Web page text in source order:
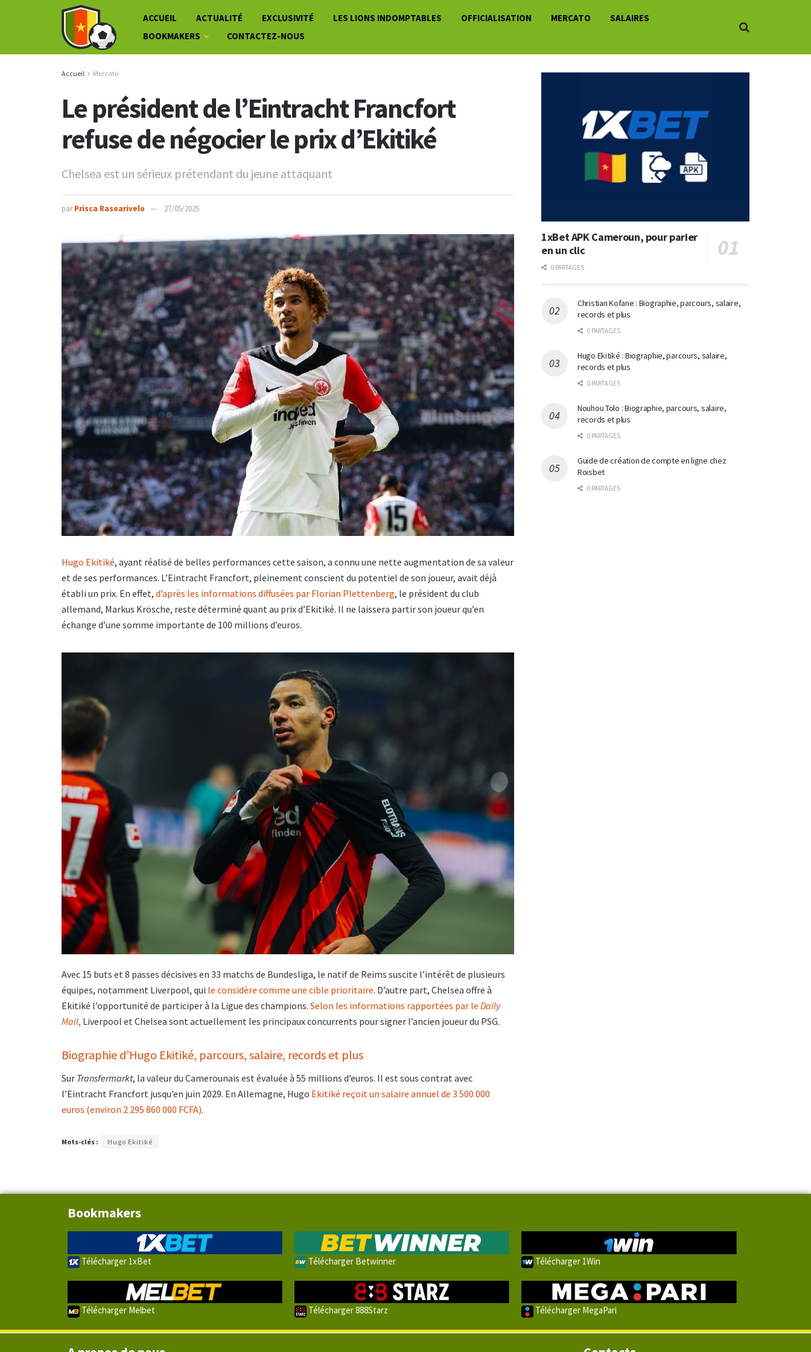
ACCUEIL ACTUALITÉ EXCLUSIVITÉ LES LIONS INDOMPTABLES OFFICIALISATION MERCATO
SALAIRES
BOOKMAKERS
CONTACTEZ-NOUS
Accueil Mercato
Le président de l’Eintracht Francfort
refuse de négocier le prix d’Ekitiké
Chelsea est un sérieux prétendant du jeune attaquant
par Prisca Rasoarivelo 27/05/2025
Hugo Ekitiké, ayant réalisé de belles performances cette saison, a connu une nette augmentation de sa valeur
et de ses performances. L’Eintracht Francfort, pleinement conscient du potentiel de son joueur, avait déjà
établi un prix. En effet, d’après les informations diffusées par Florian Plettenberg, le président du club
allemand, Markus Krösche, reste déterminé quant au prix d’Ekitiké. Il ne laissera partir son joueur qu’en
échange d’une somme importante de 100 millions d’euros.
Avec 15 buts et 8 passes décisives en 33 matchs de Bundesliga, le natif de Reims suscite l’intérêt de plusieurs
équipes, notamment Liverpool, qui le considère comme une cible prioritaire. D’autre part, Chelsea offre à
Ekitiké l’opportunité de participer à la Ligue des champions. Selon les informations rapportées par le Daily
Mail, Liverpool et Chelsea sont actuellement les principaux concurrents pour signer l’ancien joueur du PSG.
Biographie d’Hugo Ekitiké, parcours, salaire, records et plus
Sur Transfermarkt, la valeur du Camerounais est évaluée à 55 millions d’euros. Il est sous contrat avec
l’Eintracht Francfort jusqu’en juin 2029. En Allemagne, Hugo Ekitiké reçoit un salaire annuel de 3 500 000
euros (environ 2 295 860 000 FCFA).
Mots-clés : Hugo Ekitiké
1xBet APK Cameroun, pour parier
en un clic
0 PARTAGES
Christian Kofane : Biographie, parcours, salaire,
records et plus
0 PARTAGES
Hugo Ekitiké : Biographie, parcours, salaire,
records et plus
0 PARTAGES
Nouhou Tolo : Biographie, parcours, salaire,
records et plus
0 PARTAGES
Guide de création de compte en ligne chez
Roisbet
0 PARTAGES
Bookmakers
Télécharger 1xBet Télécharger Betwinner Télécharger 1Win
Télécharger Melbet Télécharger 888Starz Télécharger MegaPari